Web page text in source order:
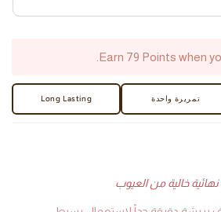
Earn 79 Points when
تمريرة واحدة Long Lasting
خالية من العيوب